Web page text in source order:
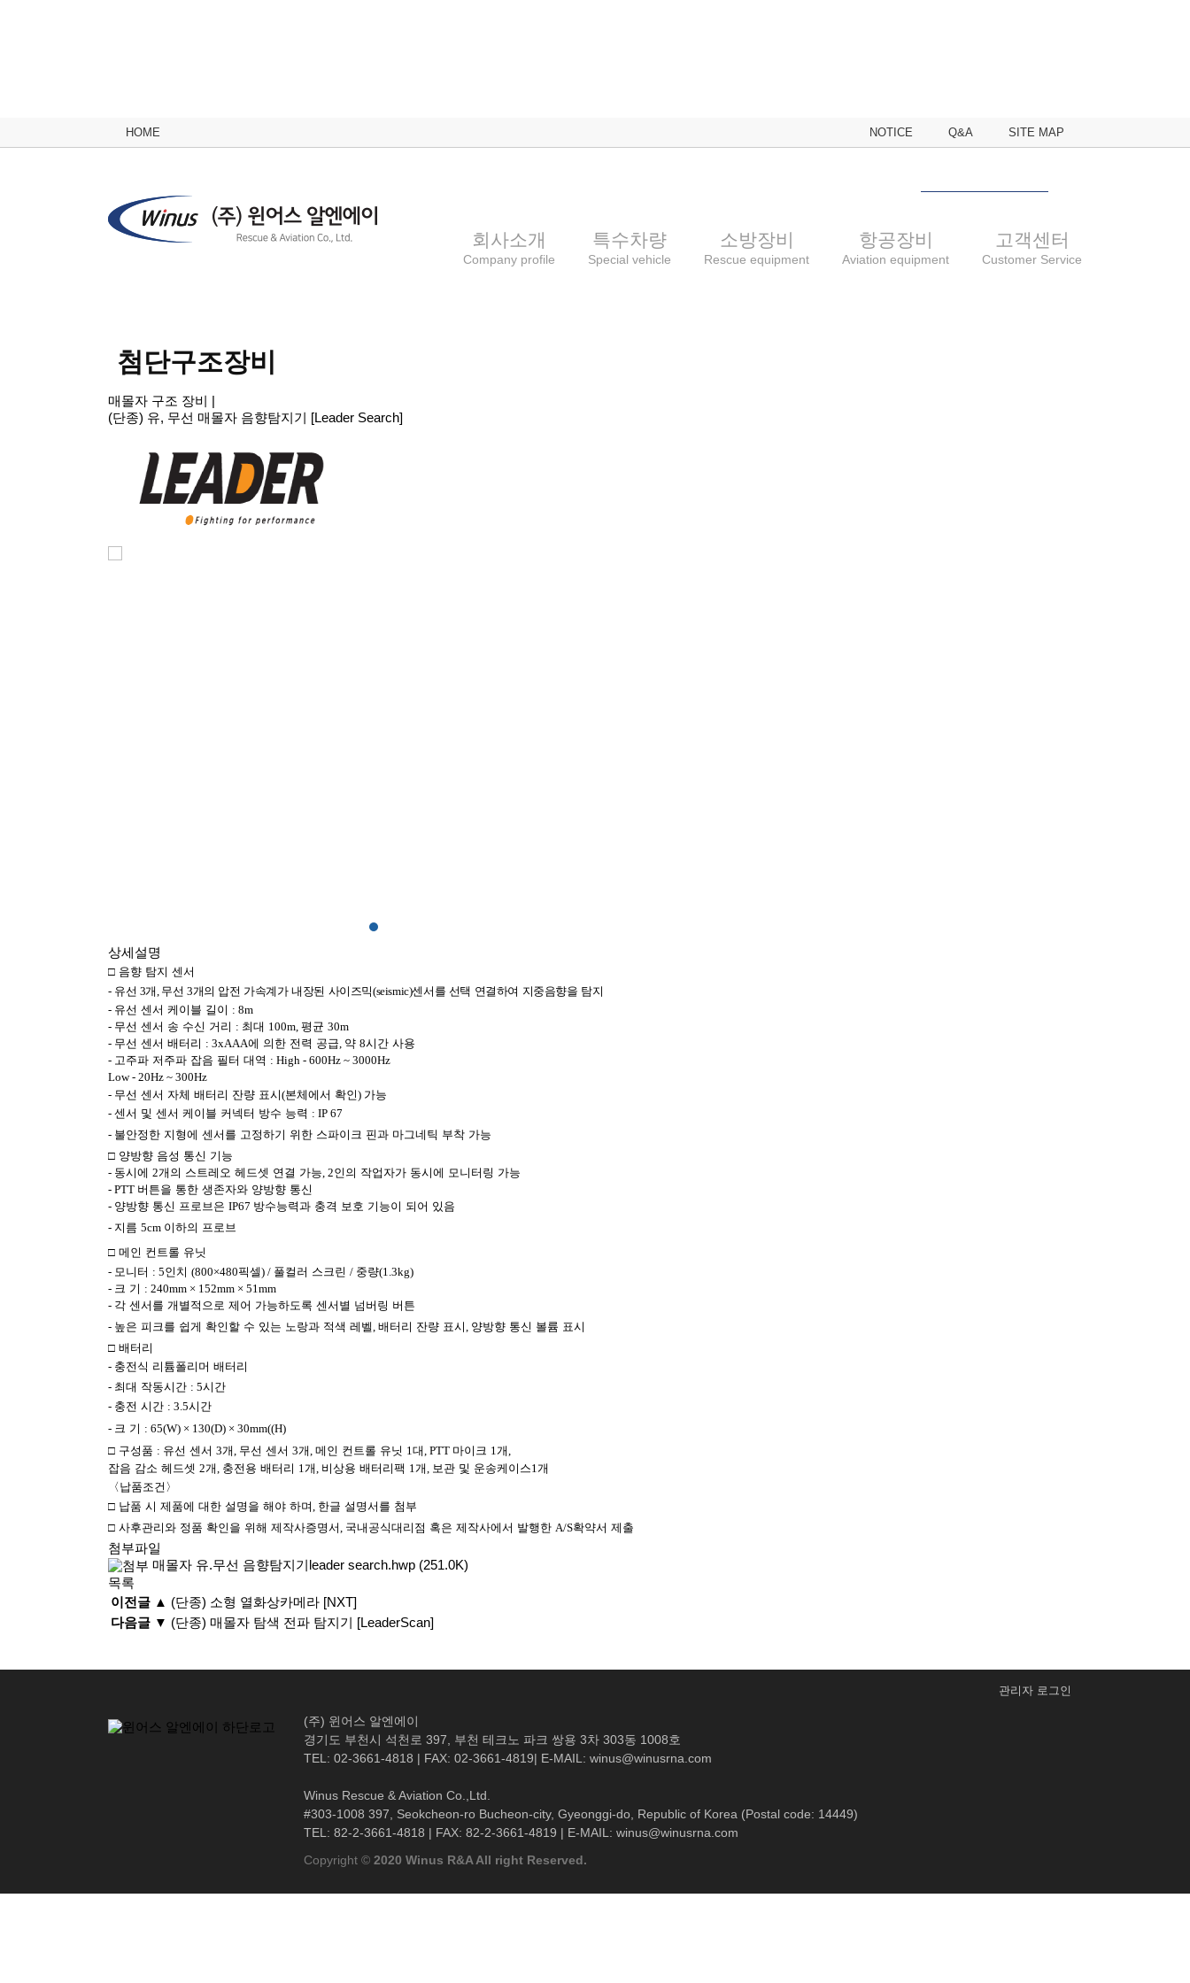
HOME NOTICE Q&A SITE MAP
회사소개
Company profile
특수차량
Special vehicle
소방장비
Rescue equipment
항공장비
Aviation equipment
고객센터
Customer Service
첨단구조장비
매몰자 구조 장비 |
(단종) 유, 무선 매몰자 음향탐지기 [Leader Search]
상세설명
□ 음향 탐지 센서
- 유선 3개, 무선3개의 압전 가속계가 내장된 사이즈믹(seismic)센서를 선택 연결하여 지중음향을 탐지
- 유선 센서 케이블 길이 : 8m
- 무선 센서 송 수신 거리 : 최대 100m, 평균 30m
- 무선 센서 배터리 : 3xAAA에 의한 전력 공급, 약 8시간 사용
- 고주파 저주파 잡음 필터 대역 : High - 600Hz ~ 3000Hz
Low - 20Hz ~ 300Hz
- 무선 센서 자체 배터리 잔량 표시(본체에서 확인) 가능
- 센서 및 센서 케이블 커넥터 방수 능력 : IP 67
- 불안정한 지형에 센서를 고정하기 위한 스파이크 핀과 마그네틱 부착 가능
□ 양방향 음성 통신 기능
- 동시에 2개의 스트레오 헤드셋 연결 가능, 2인의 작업자가 동시에 모니터링 가능
- PTT 버튼을 통한 생존자와 양방향 통신
- 양방향 통신 프로브은 IP67 방수능력과 충격 보호 기능이 되어 있음
- 지름 5cm 이하의 프로브
□ 메인 컨트롤 유닛
- 모니터 : 5인치 (800×480픽셀) / 풀컬러 스크린 / 중량(1.3kg)
- 크 기 : 240mm × 152mm × 51mm
- 각 센서를 개별적으로 제어 가능하도록 센서별 넘버링 버튼
- 높은 피크를 쉽게 확인할 수 있는 노랑과 적색 레벨, 배터리 잔량 표시, 양방향 통신 볼륨 표시
□ 배터리
- 충전식 리튬폴리머 배터리
- 최대 작동시간 : 5시간
- 충전 시간 : 3.5시간
- 크 기 : 65(W) × 130(D) × 30mm((H)
□ 구성품 : 유선 센서 3개, 무선 센서 3개, 메인 컨트롤 유닛 1대, PTT 마이크 1개,
잡음 감소 헤드셋 2개, 충전용 배터리 1개, 비상용 배터리팩 1개, 보관 및 운송케이스1개
〈 납품조건 〉
□ 납품 시 제품에 대한 설명을 해야 하며, 한글 설명서를 첨부
□ 사후관리와 정품 확인을 위해 제작사증명서, 국내공식대리점 혹은 제작사에서 발행한 A/S확약서 제출
첨부파일
매몰자 유.무선 음향탐지기leader search.hwp (251.0K)
목록
이전글 ▲ (단종) 소형 열화상카메라 [NXT]
다음글 ▼ (단종) 매몰자 탐색 전파 탐지기 [LeaderScan]
관리자 로그인
(주) 윈어스 알엔에이
경기도 부천시 석천로 397, 부천 테크노 파크 쌍용 3차 303동 1008호
TEL: 02-3661-4818 | FAX: 02-3661-4819| E-MAIL: winus@winusrna.com
Winus Rescue & Aviation Co.,Ltd.
#303-1008 397, Seokcheon-ro Bucheon-city, Gyeonggi-do, Republic of Korea (Postal code: 14449)
TEL: 82-2-3661-4818 | FAX: 82-2-3661-4819 | E-MAIL: winus@winusrna.com
Copyright © 2020 Winus R&A All right Reserved.